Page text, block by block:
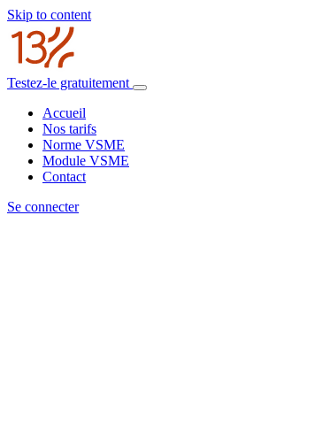
Skip to content
Testez-le gratuitement
Accueil
Nos tarifs
Norme VSME
Module VSME
Contact
Se connecter